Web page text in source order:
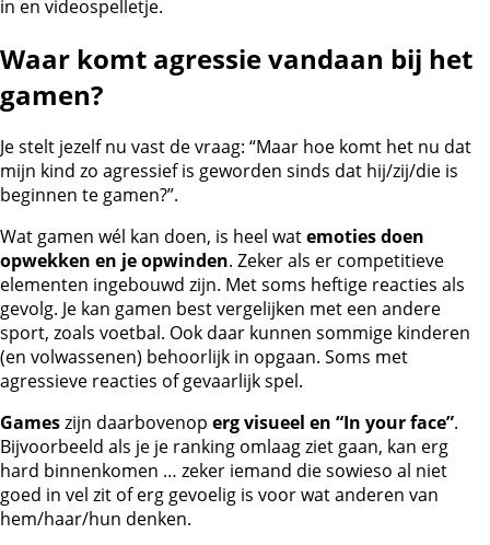
in en videospelletje.
Waar komt agressie vandaan bij het
gamen?
Je stelt jezelf nu vast de vraag: “Maar hoe komt het nu dat
mijn kind zo agressief is geworden sinds dat hij/zij/die is
beginnen te gamen?”.
Wat gamen wél kan doen, is heel watemoties doen
opwekken en je opwinden. Zeker als er competitieve
elementen ingebouwd zijn. Met soms heftige reacties als
gevolg. Je kan gamen best vergelijken met een andere
sport, zoals voetbal. Ook daar kunnen sommige kinderen
(en volwassenen) behoorlijk in opgaan. Soms met
agressieve reacties of gevaarlijk spel.
Gameszijn daarbovenop erg visueel en “In your face”.
Bijvoorbeeld als je je ranking omlaag ziet gaan, kan erg
hard binnenkomen … zeker iemand die sowieso al niet
goed in vel zit of erg gevoelig is voor wat anderen van
hem/haar/hun denken.